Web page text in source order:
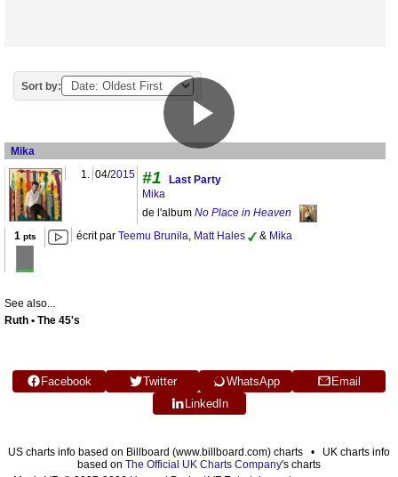
Sort by:
Mika
1. 04/2015 #1
Last Party
Mika
de l'album No Place in Heaven
1 pts écrit par Teemu Brunila, Matt Hales & Mika
See also...
Ruth • The 45's
Facebook Twitter WhatsApp
Email
LinkedIn
US charts info based on Billboard (www.billboard.com) charts • UK charts info
based on The Official UK Charts Company's charts